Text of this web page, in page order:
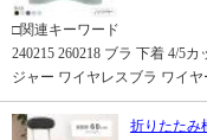
□関連キーワード
240215 260218 ブラ 下着 4/5
ジャー ワイヤレスブラ ワイ
折りたたみ